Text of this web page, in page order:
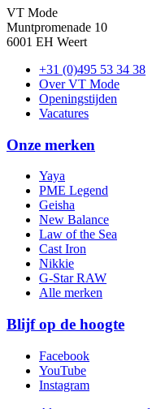
VT Mode
Muntpromenade 10
6001 EH Weert
+31 (0)495 53 34 38
Over VT Mode
Openingstijden
Vacatures
Onze merken
Yaya
PME Legend
Geisha
New Balance
Law of the Sea
Cast Iron
Nikkie
G-Star RAW
Alle merken
Blijf op de hoogte
Facebook
YouTube
Instagram